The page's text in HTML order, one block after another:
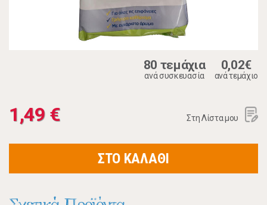
80 τεμάχια
ανά συσκευασία
0,02€
ανά τεμάχιο
1,49 € Στη Λίστα μου
ΣΤΟ ΚΑΛΑΘΙ